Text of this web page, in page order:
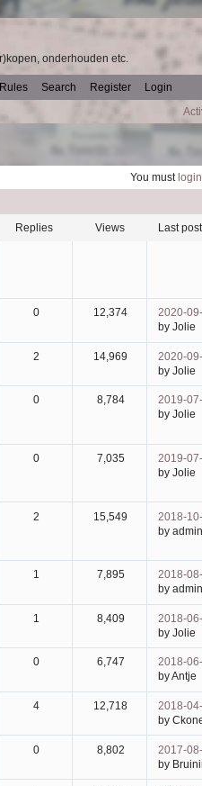
onderhouden etc.
Rules Search Register
Login
You must login
replies views last post
0 12,374
2020-
by Jolie
2 14,969
2020-
by Jolie
0 8,784
2019-
by Jolie
0 7,035
2019-
by Jolie
2 15,549
2018-
by admin
1 7,895
2018-
by admin
1 8,409
2018-
by Jolie
0 6,747
2018-
by Antje
4 12,718
2018-
by
0 8,802
2017-
by